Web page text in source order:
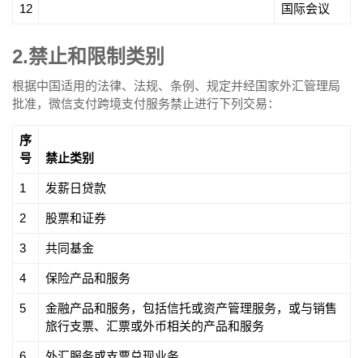
12 国际会议
2.禁止和限制类别
根据中国适用的法律、法规、条例、规定并经国家外汇管理局
批准，微信支付跨境支付服务禁止进行下列交易：
序
号
禁止类别
1 发薪日贷款
2 股票和证券
3 共同基金
4 保险产品和服务
5
金融产品和服务，包括信托或资产管理服务，或与​​销售
旅行支票、汇票或外币相关的产品和服务